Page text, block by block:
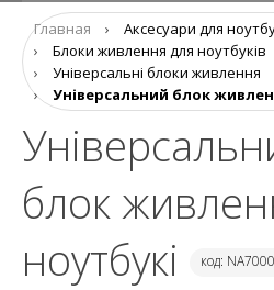
Главная ›
Аксесуари для
›
Блоки живлення для ноутбуків
›
Універсальні блоки живлення
›
Універсальний блок
блок
ноутбукі
код: